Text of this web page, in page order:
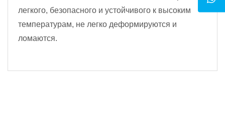
легкого, безопасного и устойчивого к высоким
температурам, не легко деформируются и
ломаются.